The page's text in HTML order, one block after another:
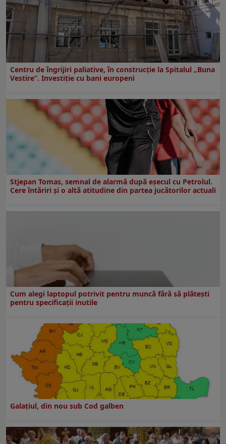
Centru de îngrijiri paliative, în construcţie la Spitalul „Buna
Vestire”. Investiţie cu bani europeni
Stjepan Tomas, semnal de alarmă după eșecul cu Petrolul.
Cere întăriri și o altă atitudine din partea jucătorilor actuali
Cum alegi laptopul potrivit pentru muncă fără să plătești
pentru specificații inutile
Galaţiul, din nou sub Cod galben